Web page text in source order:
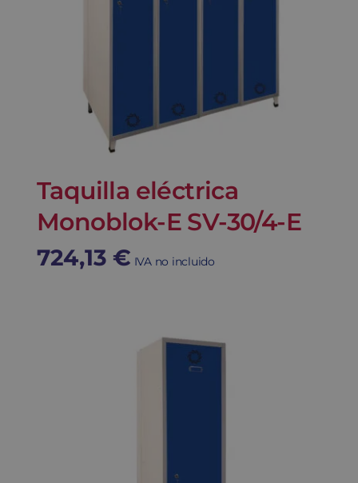
Taquilla eléctrica
Monoblok-E SV-30/4-E
724,13 € IVA no incluido